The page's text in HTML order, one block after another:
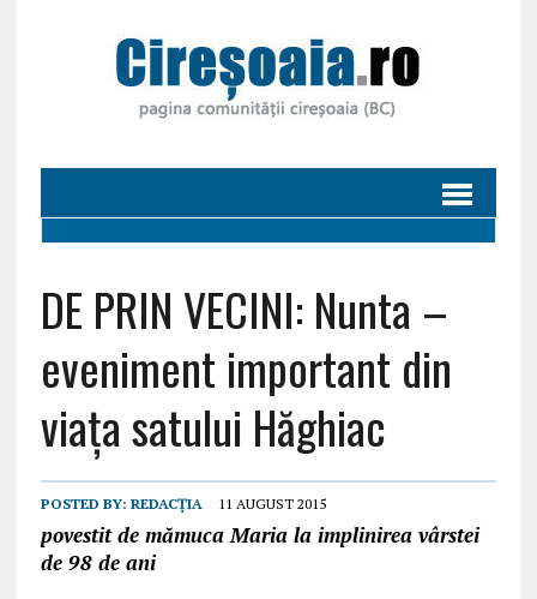
DE PRIN VECINI: Nunta –
eveniment important din
viaţa satului Hăghiac
POSTED BY: REDACȚIA 11 AUGUST 2015
povestit de mămuca Maria la implinirea vârstei
de 98 de ani